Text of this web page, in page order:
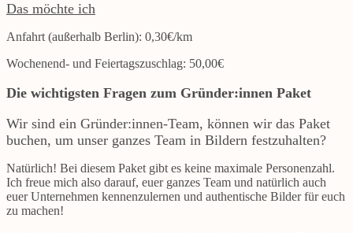
Das möchte ich
Anfahrt (außerhalb Berlin): 0,30€/km
Wochenend- und Feiertagszuschlag: 50,00€
Die wichtigsten Fragen zum Gründer:innen Paket
Wir sind ein Gründer:innen-Team, können wir das Paket
buchen, um unser ganzes Team in Bildern festzuhalten?
Natürlich! Bei diesem Paket gibt es keine maximale Personenzahl.
Ich freue mich also darauf, euer ganzes Team und natürlich auch
euer Unternehmen kennenzulernen und authentische Bilder für euch
zu machen!